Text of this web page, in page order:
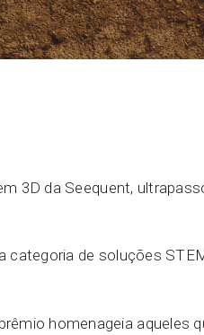
da Seequent para
3D da Seequent,
categoria de soluções
homenageia aqueles